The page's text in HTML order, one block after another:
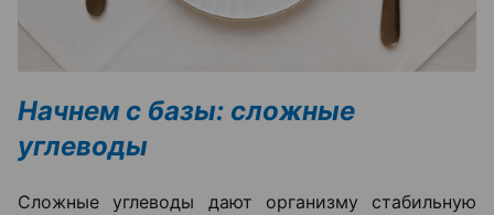
Начнем с базы: сложные
углеводы
Сложные углеводы дают организму стабильную